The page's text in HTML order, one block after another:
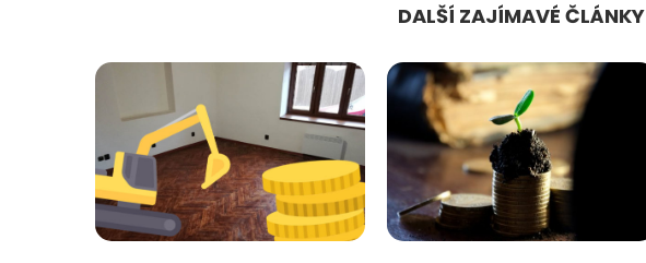
DALŠÍ ZAJÍMAVÉ ČLÁNKY